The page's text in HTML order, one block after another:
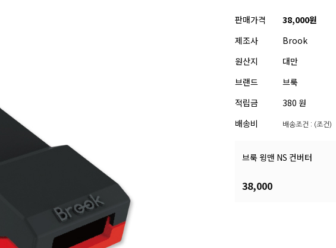
판매가격 38,000원
제조사
Brook
원산지
대만
브랜드
브룩
적립금
380 원
배송비
배송조건 : (조건)
브룩 윙맨 NS 컨버터
38,000